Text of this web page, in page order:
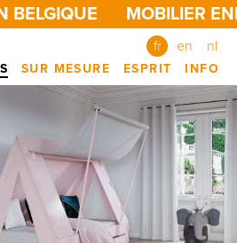
MOBILIER
fr en nl
SUR MESURE ESPRIT INFO